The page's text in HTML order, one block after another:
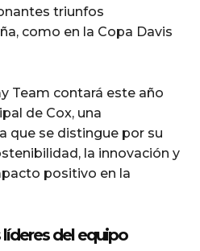
triunfos
como en la Copa Davis
Team contará este año
de Cox, una
que se distingue por su
la innovación y
positivo en la
del equipo